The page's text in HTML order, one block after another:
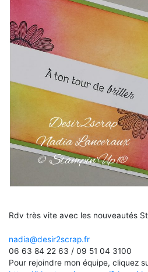
Rdv très vite avec les nouveautés
nadia@desir2scrap.fr
06 63 84 22 63 / 09 51 04 3100
Pour rejoindre mon équipe, cliquez